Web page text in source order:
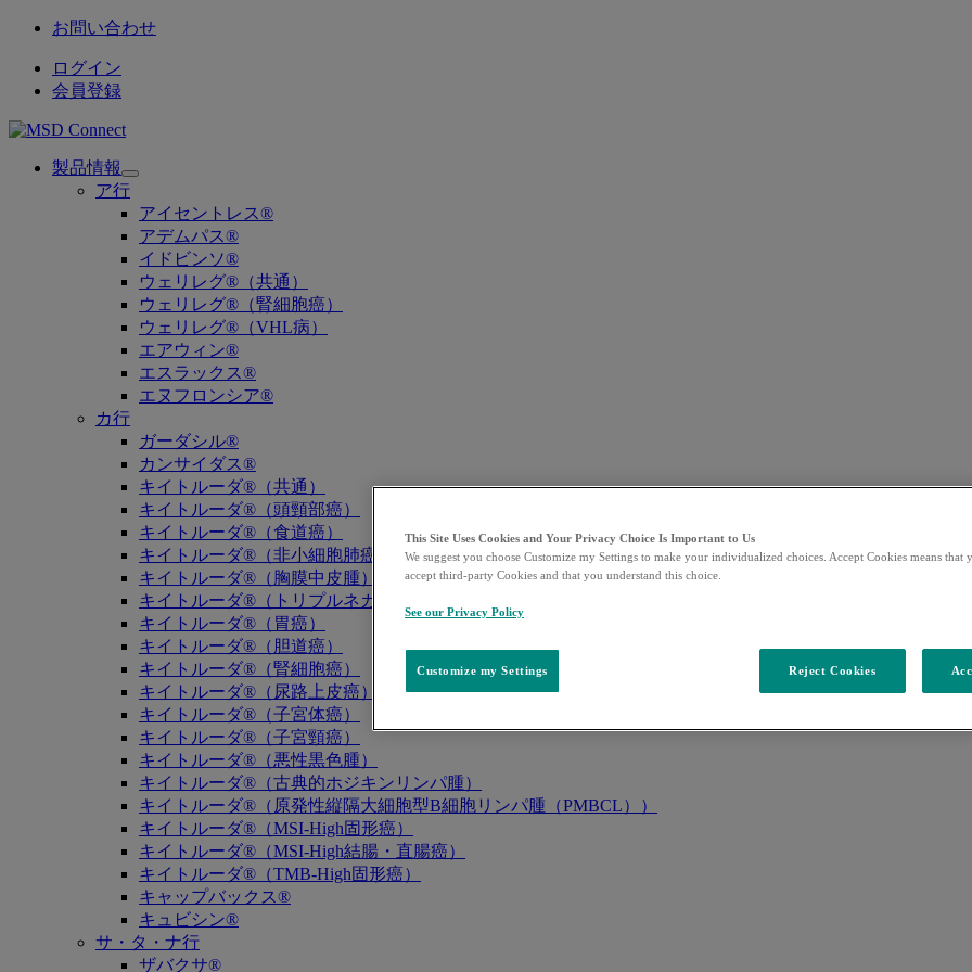
お問い合わせ
ログイン
会員登録
製品情報
Open
submenu
ア行
アイセントレス®
アデムパス®
イドビンソ®
ウェリレグ®（共通）
ウェリレグ®（腎細胞癌）
ウェリレグ®（VHL病）
エアウィン®
エスラックス®
エヌフロンシア®
カ行
ガーダシル®
カンサイダス®
キイトルーダ®（共通）
キイトルーダ®（頭頸部癌）
キイトルーダ®（食道癌）
キイトルーダ®（非小細胞肺癌）
キイトルーダ®（胸膜中皮腫）
キイトルーダ®（トリプルネガティブ乳癌）
キイトルーダ®（胃癌）
キイトルーダ®（胆道癌）
キイトルーダ®（腎細胞癌）
キイトルーダ®（尿路上皮癌）
キイトルーダ®（子宮体癌）
キイトルーダ®（子宮頸癌）
キイトルーダ®（悪性黒色腫）
キイトルーダ®（古典的ホジキンリンパ腫）
キイトルーダ®（原発性縦隔大細胞型B細胞リンパ腫（PMBCL））
キイトルーダ®（MSI-High固形癌）
キイトルーダ®（MSI-High結腸・直腸癌）
キイトルーダ®（TMB-High固形癌）
キャップバックス®
キュビシン®
サ・タ・ナ行
ザバクサ®
This Site Uses Cookies and Your Privacy Choice Is Important to Us
We suggest you choose Customize my Settings to make your individualized choices. Accept Cookies means that
accept third-party Cookies and that you understand this choice.
See our Privacy Policy
Customize my Settings Reject Cookies